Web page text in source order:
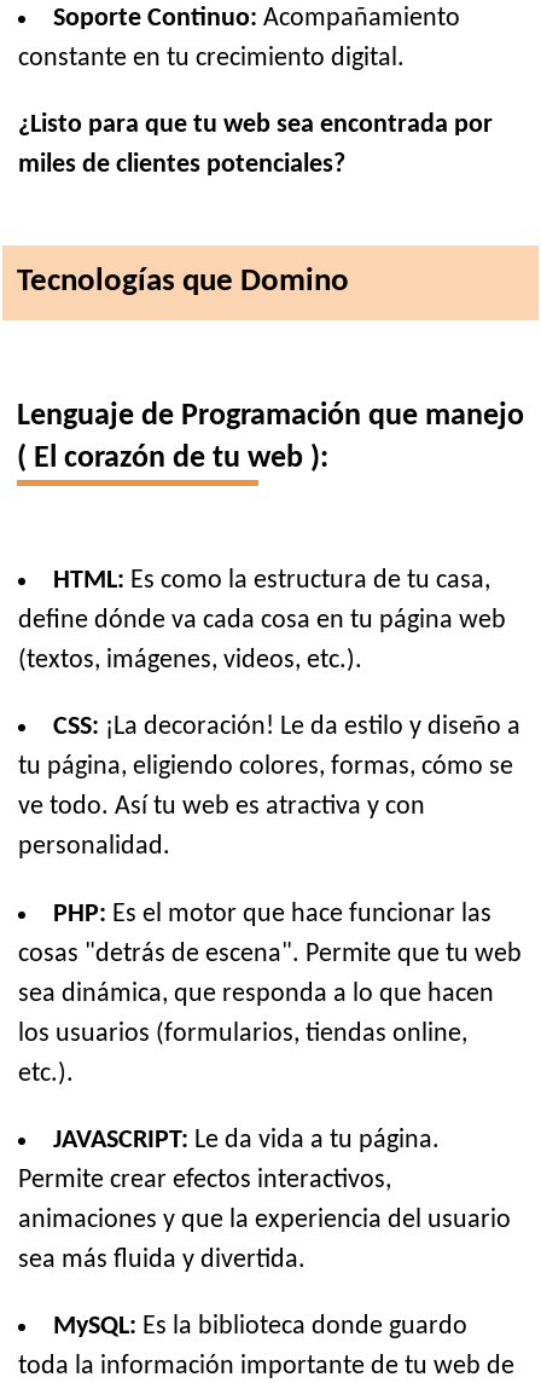
Soporte Continuo: Acompañamiento
constante en tu crecimiento digital.
¿Listo para que tu web sea encontrada por
miles de clientes potenciales?
Tecnologías que Domino
Lenguaje de Programación que manejo
( El corazón de tu web ):
HTML: Es como la estructura de tu casa,
define dónde va cada cosa en tu página web
(textos, imágenes, videos, etc.).
CSS: ¡La decoración! Le da estilo y diseño a
tu página, eligiendo colores, formas, cómo se
ve todo. Así tu web es atractiva y con
personalidad.
PHP: Es el motor que hace funcionar las
cosas "detrás de escena". Permite que tu web
sea dinámica, que responda a lo que hacen
los usuarios (formularios, tiendas online,
etc.).
JAVASCRIPT: Le da vida a tu página.
Permite crear efectos interactivos,
animaciones y que la experiencia del usuario
sea más fluida y divertida.
MySQL: Es la biblioteca donde guardo
toda la información importante de tu web de